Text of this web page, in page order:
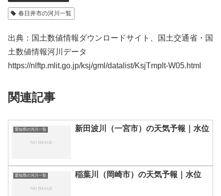
春日井市の河川一覧
出典：国土数値情報ダウンロードサイト、国土交通省・国
土数値情報河川データ
https://nlftp.mlit.go.jp/ksj/gml/datalist/KsjTmplt-W05.html
関連記事
愛知県の河川一覧 新田波川（一宮市）の天気予報｜水位
愛知県の河川一覧 稲葉川（岡崎市）の天気予報｜水位